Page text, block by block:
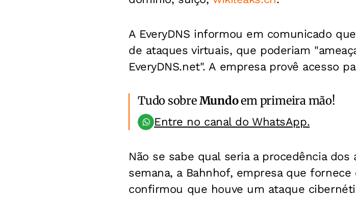
A EveryDNS informou em comunicado
de ataques virtuais, que poderiam
EveryDNS.net". A empresa provê acesso
Tudo sobreMundoem primeira mão!
Entre no canal do WhatsApp.
Não se sabe qual seria a procedência
semana, a Bahnhof, empresa que
confirmou que houve um ataque